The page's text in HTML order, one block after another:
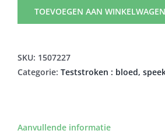
3
TEST
11896814191
TOEVOEGEN AAN WINKELWAGEN
SKU: 1507227
Categorie: Teststroken : bloed,
Aanvullende informatie